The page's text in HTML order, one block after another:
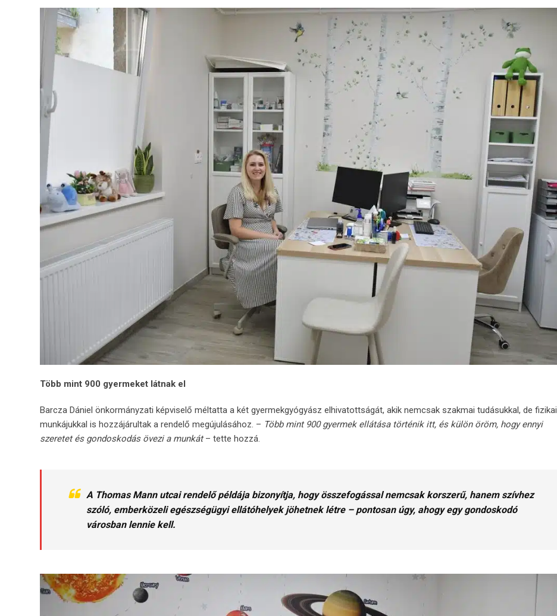
Több mint 900 gyermeket látnak el
Barcza Dániel önkormányzati képviselő méltatta a két gyermekgyógyász elhivatottságát, akik nemcsak szakmai tudásukkal, de fizikai
munkájukkal is hozzájárultak a rendelő megújulásához. – Több mint 900 gyermek ellátása történik itt, és külön öröm, hogy ennyi
szeretet és gondoskodás övezi a munkát– tette hozzá.
A Thomas Mann utcai rendelő példája bizonyítja, hogy összefogással nemcsak korszerű, hanem szívhez
szóló, emberközeli egészségügyi ellátóhelyek jöhetnek létre – pontosan úgy, ahogy egy gondoskodó
városban lennie kell.